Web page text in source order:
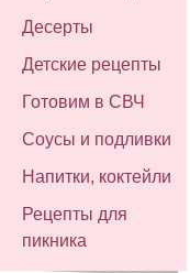
Десерты
Детские рецепты
Готовим в СВЧ
Соусы и подливки
Напитки, коктейли
Рецепты для
пикника